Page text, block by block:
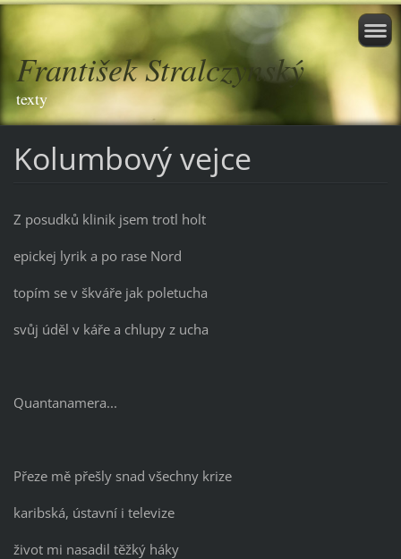
František Stralczynský
texty
Kolumbový vejce
Z posudků klinik jsem trotl holt
epickej lyrik a po rase Nord
topím se v škváře jak poletucha
svůj úděl v káře a chlupy z ucha
Quantanamera...
Přeze mě přešly snad všechny krize
karibská, ústavní i televize
život mi nasadil těžký háky